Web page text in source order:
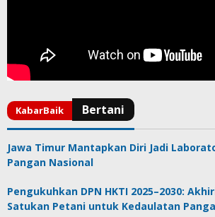
Jawa Timur Mantapkan Diri Jadi
Pangan Nasional
Pengukuhkan DPN HKTI 2025–2030:
Satukan Petani untuk Kedaulatan